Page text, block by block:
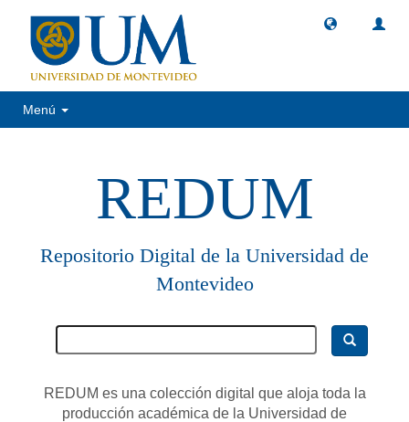
Menú
REDUM
Repositorio Digital de la Universidad de
Montevideo
REDUM es una colección digital que aloja toda la
producción académica de la Universidad de